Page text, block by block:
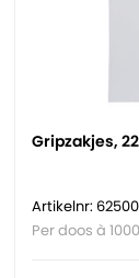
Gripzakjes,
Artikelnr:
Per doos à